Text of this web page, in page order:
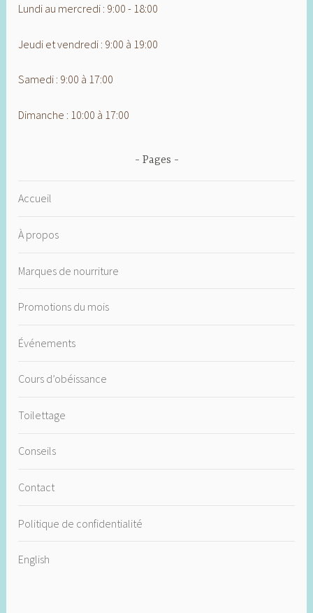
Lundi au mercredi : 9:00 - 18:00
Jeudi et vendredi : 9:00 à 19:00
Samedi : 9:00 à 17:00
Dimanche : 10:00 à 17:00
Pages
Accueil
À propos
Marques de nourriture
Promotions du mois
Événements
Cours d’obéissance
Toilettage
Conseils
Contact
Politique de confidentialité
English